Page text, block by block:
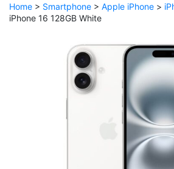
Home > Smartphone > Apple iPhone >
iPhone 16 128GB White